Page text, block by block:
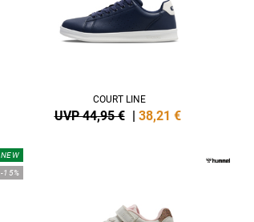
COURT LINE
UVP 44,95 € | 38,21 €
NEW
-15%